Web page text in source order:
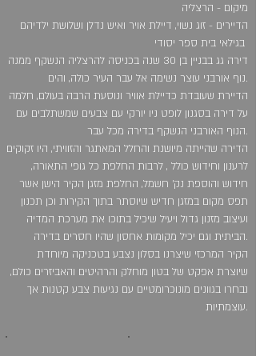
מיקום - הרצליה
הדיירים - זוג נשוי, דיילת אויר ואיש נדלן ושלושת ילדיהם
נוף אורבני עוצר נשימה אל עבר העיר כולה, והים.
הדיירת שעובדת כדיילת אוויר ונוסעת הרבה בעולם, חלמה
על דירה בסגנון לופט ניו יורקי עם צבעים שמשתלבים עם
הנוף האורבני הנשקף בדירה מכל עבר.
הדירה שהייתה מיושנת והחלל המאתגר והזוויתי, היו זקוקים
לרענון וחידוש כולל , לרבות החלפת כל גופי התאורה,
חידוש והוספת נק' חשמל, החלפת מזגן הקיר הישן אשר
תפס מקום במזגן חדיש שיוסתר בתוך הקירות וכן תכנון
ועיצוב מזנון גדול ויעיל שיכיל בתוכו את מערכת המדיה
הביתית וגם יכיל מקומות אחסון שהיו חסרים בדירה.
הקיר המרכזי שיצרנו בסלון נצבע בטכניקה מיוחדת
שיוצרת אפקט של בטון מוחלק והרהיטים והאביזרים כולם,
נבחרו בגוונים מונוכרומטיים עם נגיעות צבע קטנות אך
עוצמתיות.